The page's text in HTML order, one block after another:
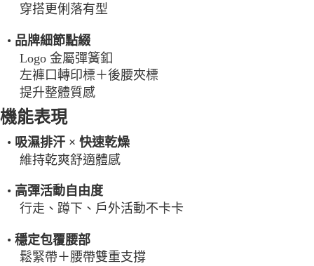
穿搭更俐落有型
• 品牌細節點綴
Logo 金屬彈簧釦
左褲口轉印標＋後腰夾標
提升整體質感
機能表現
• 吸濕排汗 × 快速乾燥
維持乾爽舒適體感
• 高彈活動自由度
行走、蹲下、戶外活動不卡卡
• 穩定包覆腰部
鬆緊帶＋腰帶雙重支撐